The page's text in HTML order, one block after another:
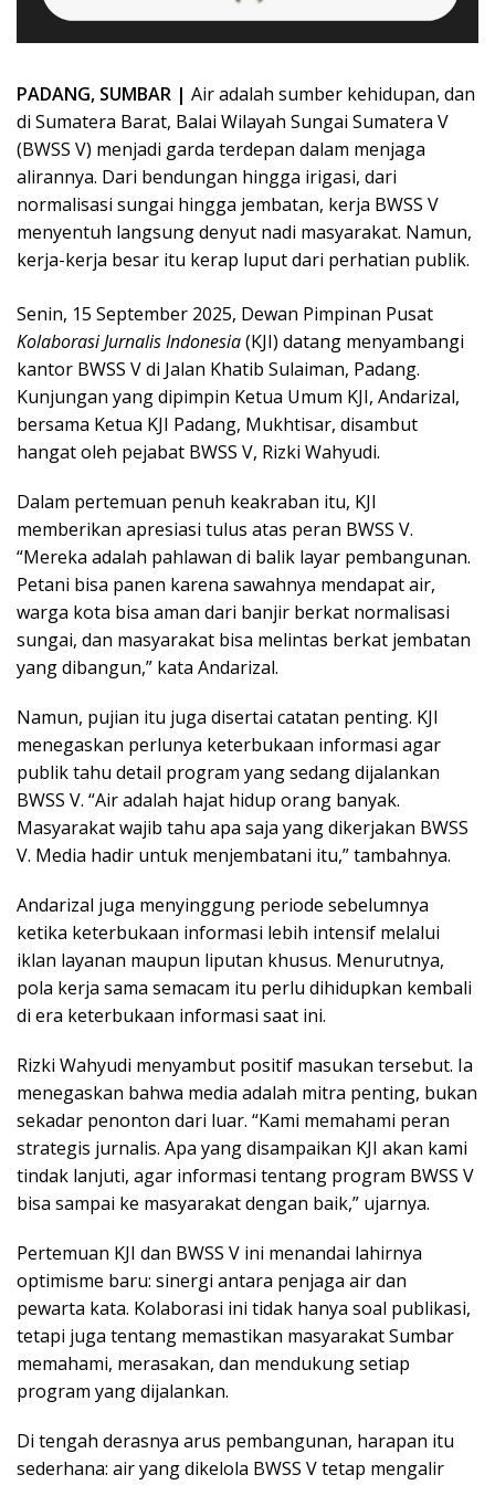
PADANG, SUMBAR | Air adalah sumber kehidupan, dan
di Sumatera Barat, Balai Wilayah Sungai Sumatera V
(BWSS V) menjadi garda terdepan dalam menjaga
alirannya. Dari bendungan hingga irigasi, dari
normalisasi sungai hingga jembatan, kerja BWSS V
menyentuh langsung denyut nadi masyarakat. Namun,
kerja-kerja besar itu kerap luput dari perhatian publik.
Senin, 15 September 2025, Dewan Pimpinan Pusat
Kolaborasi Jurnalis Indonesia(KJI) datang menyambangi
kantor BWSS V di Jalan Khatib Sulaiman, Padang.
Kunjungan yang dipimpin Ketua Umum KJI, Andarizal,
bersama Ketua KJI Padang, Mukhtisar, disambut
hangat oleh pejabat BWSS V, Rizki Wahyudi.
Dalam pertemuan penuh keakraban itu, KJI
memberikan apresiasi tulus atas peran BWSS V.
“Mereka adalah pahlawan di balik layar pembangunan.
Petani bisa panen karena sawahnya mendapat air,
warga kota bisa aman dari banjir berkat normalisasi
sungai, dan masyarakat bisa melintas berkat jembatan
yang dibangun,” kata Andarizal.
Namun, pujian itu juga disertai catatan penting. KJI
menegaskan perlunya keterbukaan informasi agar
publik tahu detail program yang sedang dijalankan
BWSS V. “Air adalah hajat hidup orang banyak.
Masyarakat wajib tahu apa saja yang dikerjakan BWSS
V. Media hadir untuk menjembatani itu,” tambahnya.
Andarizal juga menyinggung periode sebelumnya
ketika keterbukaan informasi lebih intensif melalui
iklan layanan maupun liputan khusus. Menurutnya,
pola kerja sama semacam itu perlu dihidupkan kembali
di era keterbukaan informasi saat ini.
Rizki Wahyudi menyambut positif masukan tersebut. Ia
menegaskan bahwa media adalah mitra penting, bukan
sekadar penonton dari luar. “Kami memahami peran
strategis jurnalis. Apa yang disampaikan KJI akan kami
tindak lanjuti, agar informasi tentang program BWSS V
bisa sampai ke masyarakat dengan baik,” ujarnya.
Pertemuan KJI dan BWSS V ini menandai lahirnya
optimisme baru: sinergi antara penjaga air dan
pewarta kata. Kolaborasi ini tidak hanya soal publikasi,
tetapi juga tentang memastikan masyarakat Sumbar
memahami, merasakan, dan mendukung setiap
program yang dijalankan.
Di tengah derasnya arus pembangunan, harapan itu
sederhana: air yang dikelola BWSS V tetap mengalir